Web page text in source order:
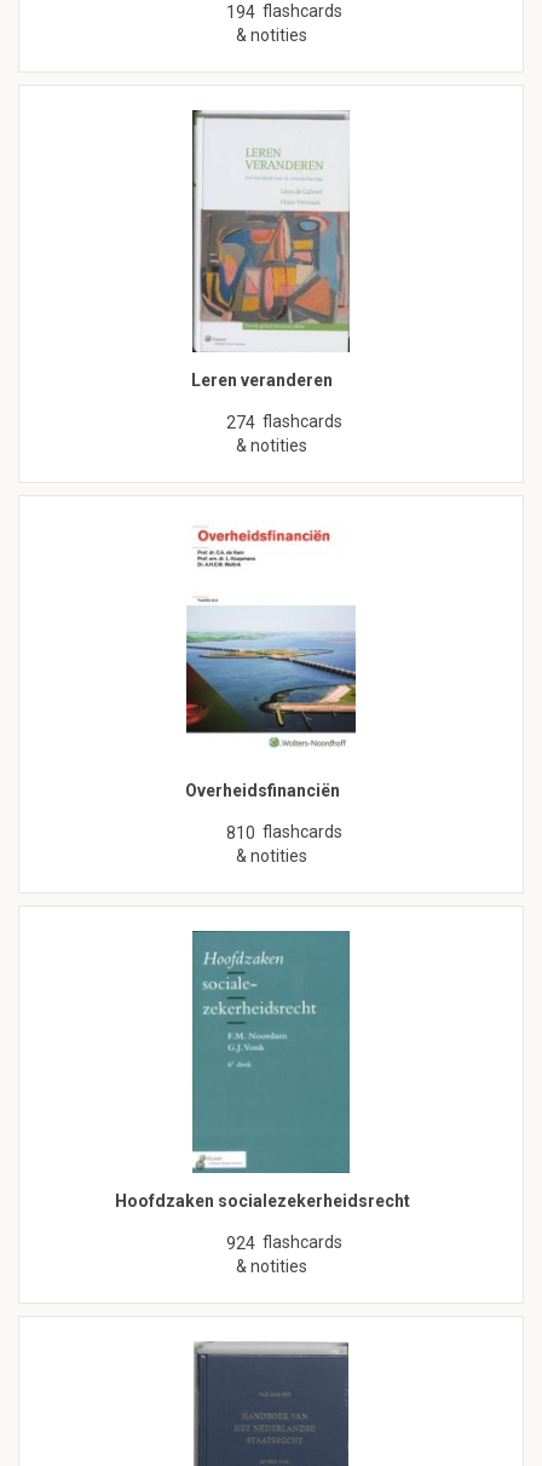
194 flashcards
& notities
Leren veranderen
274 flashcards
& notities
Overheidsfinanciën
810 flashcards
& notities
Hoofdzaken socialezekerheidsrecht
924 flashcards
& notities